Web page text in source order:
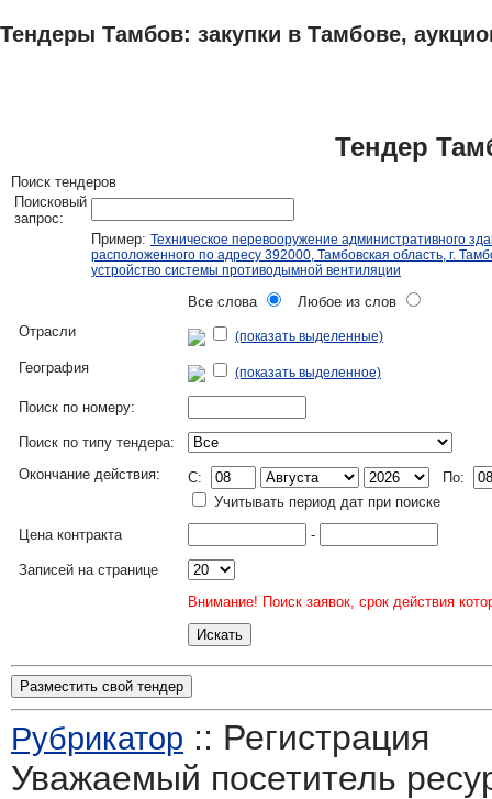
Тендеры Тамбов: закупки в Тамбове,
Тендер
Поиск тендеров
Поисковый
запрос:
Пример: Техническое перевооружение административного
расположенного по адресу 392000, Тамбовская область, г.
устройство системы противодымной вентиляции
Все слова
Любое из слов
Отрасли
(показать выделенные)
География (показать выделенное)
Поиск по номеру:
Поиск по типу тендера:
Окончание действия:
C:
По:
Учитывать период дат при поиске
Цена контракта
-
Записей на странице
Внимание! Поиск заявок, срок действия
Разместить свой тендер
Рубрикатор :: Регистрация
Уважаемый посетитель